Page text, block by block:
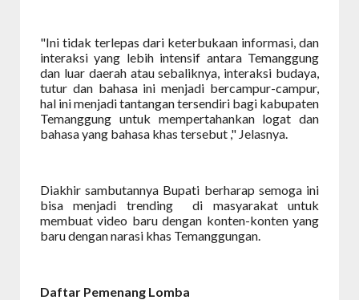
"Ini tidak terlepas dari keterbukaan informasi, dan
interaksi yang lebih intensif antara Temanggung
dan luar daerah atau sebaliknya, interaksi budaya,
tutur dan bahasa ini menjadi bercampur-campur,
hal ini menjadi tantangan tersendiri bagi kabupaten
Temanggung untuk mempertahankan logat dan
bahasa yang bahasa khas tersebut ," Jelasnya.
Diakhir sambutannya Bupati berharap semoga ini
bisa menjadi trending
di masyarakat untuk
membuat video baru dengan konten-konten yang
baru dengan narasi khas Temanggungan.
Daftar Pemenang Lomba